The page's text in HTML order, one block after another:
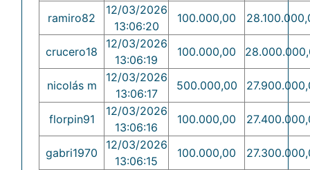
ramiro82
12/03/2026
13:06:20
100.000,00
crucero18
12/03/2026
13:06:19
100.000,00
nicolás m
12/03/2026
13:06:17
500.000,00
florpin91
12/03/2026
13:06:16
100.000,00
gabri1970
12/03/2026
13:06:15
100.000,00